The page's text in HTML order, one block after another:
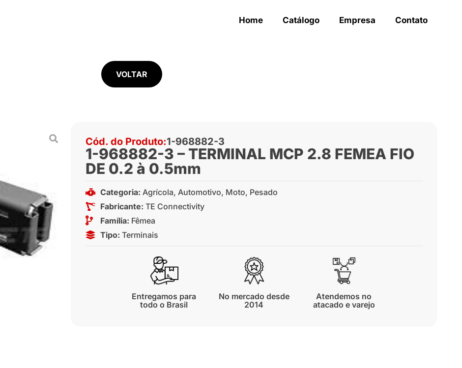
Home Catálogo Empresa Contato
VOLTAR
Cód. do Produto:1-968882-3
1-968882-3 – TERMINAL MCP 2.8 FEMEA FIO
DE 0.2 à 0.5mm
Categoria: Agrícola, Automotivo, Moto, Pesado
Fabricante: TE Connectivity
Família: Fêmea
Tipo: Terminais
Entregamos para
todo o Brasil
No mercado desde
2014
Atendemos no
atacado e varejo